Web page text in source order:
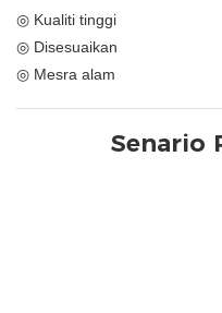
◎ Kualiti tinggi
◎ Disesuaikan
◎ Mesra alam
Senario